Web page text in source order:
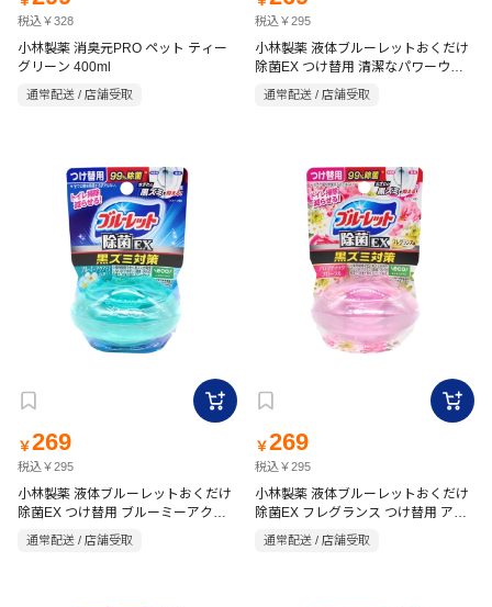
税込￥328
小林製薬 消臭元PRO ペット ティー
グリーン 400ml
通常配送 / 店舗受取
税込￥295
小林製薬 液体ブルーレットおくだけ
除菌EX つけ替用 清潔なパワーウォ
ッシュの香り 67ml
通常配送 / 店舗受取
￥269
税込￥295
小林製薬 液体ブルーレットおくだけ
除菌EX つけ替用 ブルーミーアクア
の香り 67ml
通常配送 / 店舗受取
￥269
税込￥295
小林製薬 液体ブルーレットおくだけ
除菌EX フレグランス つけ替用 アロ
マフローラルの香り 67ml
通常配送 / 店舗受取